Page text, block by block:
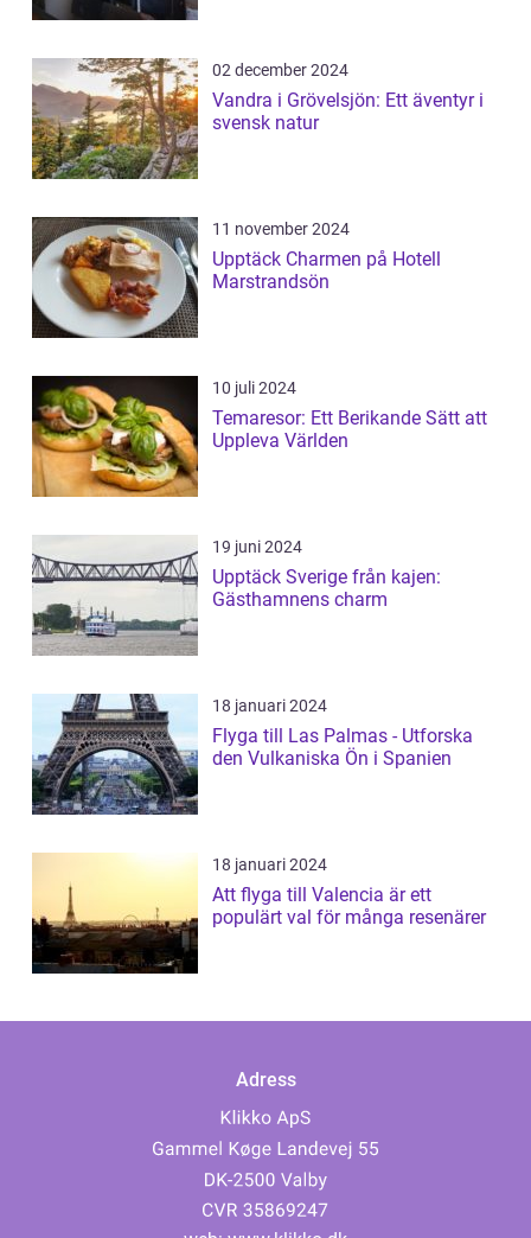
02 december 2024
Vandra i Grövelsjön: Ett äventyr i
svensk natur
11 november 2024
Upptäck Charmen på Hotell
Marstrandsön
10 juli 2024
Temaresor: Ett Berikande Sätt att
Uppleva Världen
19 juni 2024
Upptäck Sverige från kajen:
Gästhamnens charm
18 januari 2024
Flyga till Las Palmas - Utforska
den Vulkaniska Ön i Spanien
18 januari 2024
Att flyga till Valencia är ett
populärt val för många resenärer
Adress